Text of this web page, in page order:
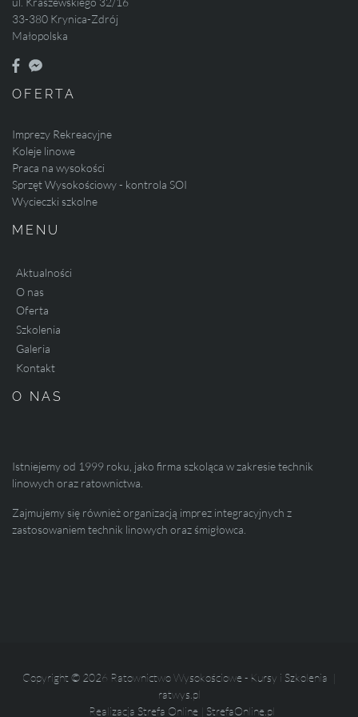
33-380 Krynica-Zdrój
Małopolska
OFERTA
Imprezy Rekreacyjne
Koleje linowe
Praca na wysokości
Sprzęt Wysokościowy - kontrola SOI
Wycieczki szkolne
MENU
Aktualności
O nas
Oferta
Szkolenia
Galeria
Kontakt
O NAS
Istniejemy od 1999 roku, jako firma szkoląca w zakresie technik
linowych oraz ratownictwa.
Zajmujemy się również organizacją imprez integracyjnych z
zastosowaniem technik linowych oraz śmigłowca.
Copyright © 2026 Ratownictwo Wysokościowe - Kursy i Szkolenia |
ratwys.pl
Realizacja Strefa Online| StrefaOnline.pl